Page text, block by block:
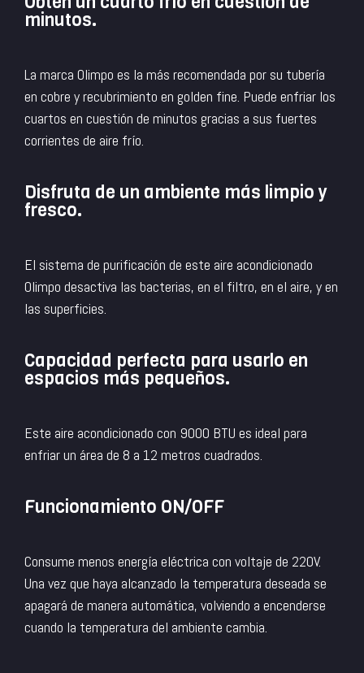
minutos.
La marca Olimpo es la más recomendada por su tubería
en cobre y recubrimiento en golden fine. Puede enfriar los
cuartos en cuestión de minutos gracias a sus fuertes
corrientes de aire frío.
Disfruta de un ambiente más limpio y
fresco.
El sistema de purificación de este aire acondicionado
Olimpo desactiva las bacterias, en el filtro, en el aire, y en
las superficies.
Capacidad perfecta para usarlo en
espacios más pequeños.
Este aire acondicionado con 9000 BTU es ideal para
enfriar un área de 8 a 12 metros cuadrados.
Funcionamiento ON/OFF
Consume menos energía eléctrica con voltaje de 220V.
Una vez que haya alcanzado la temperatura deseada se
apagará de manera automática, volviendo a encenderse
cuando la temperatura del ambiente cambia.